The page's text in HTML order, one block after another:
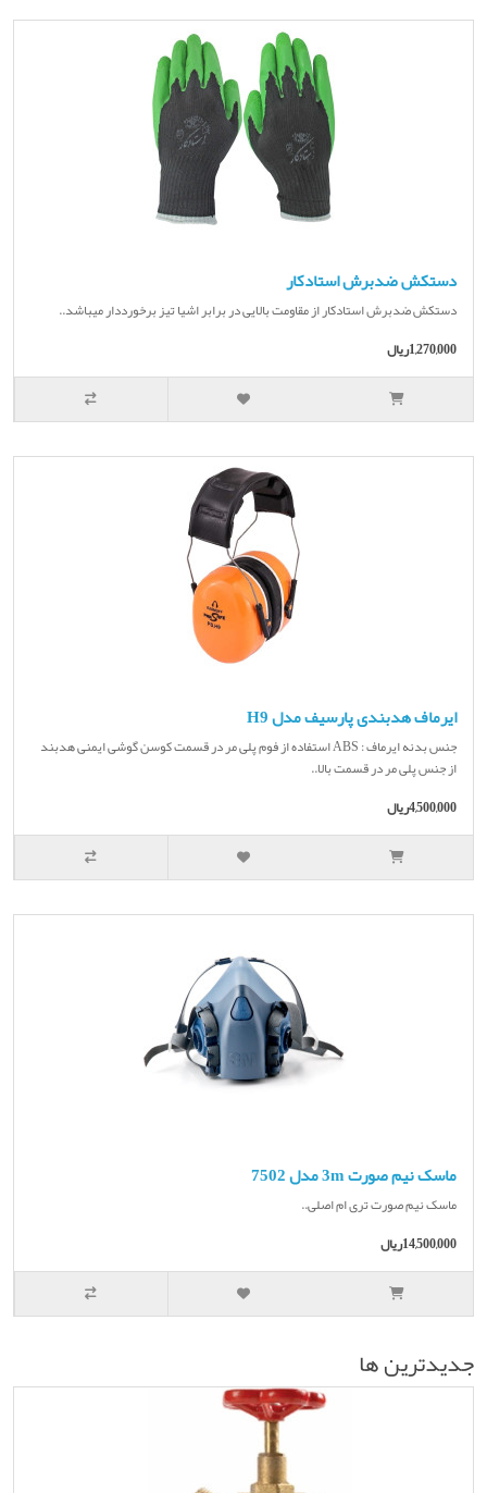
دستکش ضدبرش استادکار
دستکش ضدبرش استادکار از مقاومت بالایی در برابر اشیا تیز برخورددار میباشد..
1,270,000ریال
ایرماف هدبندی پارسیف مدل H9
جنس بدنه ایرماف : ABS استفاده از فوم پلی مر در قسمت کوسن گوشی ایمنی هدبند
از جنس پلی مر در قسمت بالا..
4,500,000ریال
ماسک نیم صورت 3m مدل 7502
ماسک نیم صورت تری ام اصلی..
14,500,000ریال
جديدترين ها